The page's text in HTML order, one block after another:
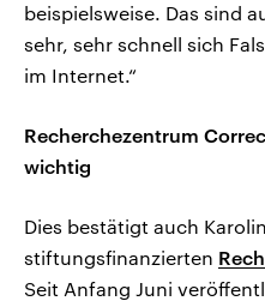
beispielsweise. Das sind
sehr, sehr schnell sich
im Internet.“
Recherchezentrum
wichtig
Dies bestätigt auch
stiftungsfinanzierten
Seit Anfang Juni